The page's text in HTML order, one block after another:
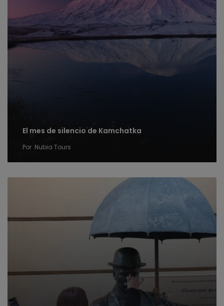
El mes de silencio de Kamchatka
Por Nubia Tours